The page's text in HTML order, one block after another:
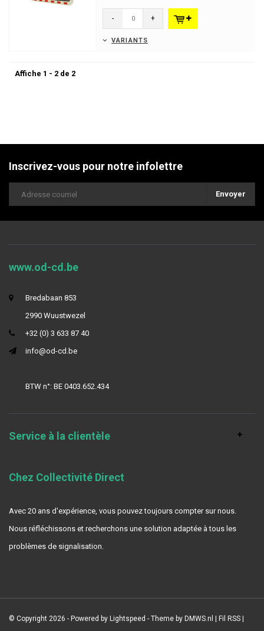
- +
VARIANTS
Affiche 1 - 2 de 2
Inscrivez-vous pour notre infolettre
Envoyer
www.od-cd.be
Bredabaan 853
2990 Wuustwezel
+32 (0) 3 633 87 40
info@od-cd.be
BTW n°: BE 0403.652.434
Service à la clientèle
Chez Collectivité Direct
Avec 20 ans d'expérience, vous pouvez toujours compter sur nous.
Nous réfléchissons et recherchons une solution adaptée à tous les
problèmes de signalisation.
© Copyright 2026 - Powered by Lightspeed - Theme by DMWS.nl Fil RSS